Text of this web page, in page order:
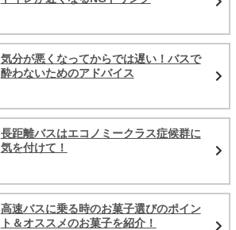
気分が悪くなってからでは遅い！バスで
酔わないためのアドバイス
長距離バスはエコノミークラス症候群に
気を付けて！
高速バスに乗る時のお菓子選びのポイン
ト＆オススメのお菓子を紹介！